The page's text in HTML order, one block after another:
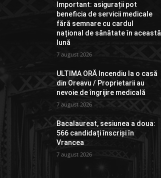
Important: asigurații pot
beneficia de servicii medicale
fără semnare cu cardul
național de sănătate în această
lună
7 august 2026
ULTIMA ORĂ Incendiu la o casă
din Oreavu / Proprietarii au
nevoie de îngrijire medicală
7 august 2026
Bacalaureat, sesiunea a doua:
566 candidați înscriși în
Vrancea
7 august 2026